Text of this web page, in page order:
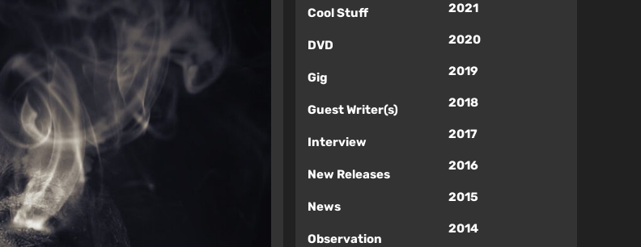
Cool Stuff
DVD
Gig
Guest Writer(s)
Interview
New Releases
News
Observation
2021
2020
2019
2018
2017
2016
2015
2014